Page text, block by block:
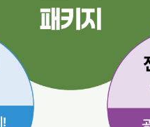
전자책(eBook) :
전자책 앞 또는 뒷부분의 판권면 (
분에 표기(예: 979-11-6050-407-1
첨부파일
* 첨부파일은 10M 이